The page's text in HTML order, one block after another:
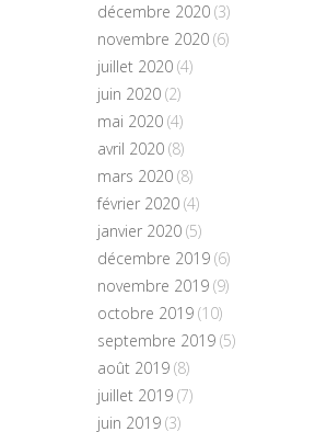
décembre 2020 (3)
novembre 2020 (6)
juillet 2020 (4)
juin 2020 (2)
mai 2020 (4)
avril 2020 (8)
mars 2020 (8)
février 2020 (4)
janvier 2020 (5)
décembre 2019 (6)
novembre 2019 (9)
octobre 2019 (10)
septembre 2019 (5)
août 2019 (8)
juillet 2019 (7)
juin 2019 (3)